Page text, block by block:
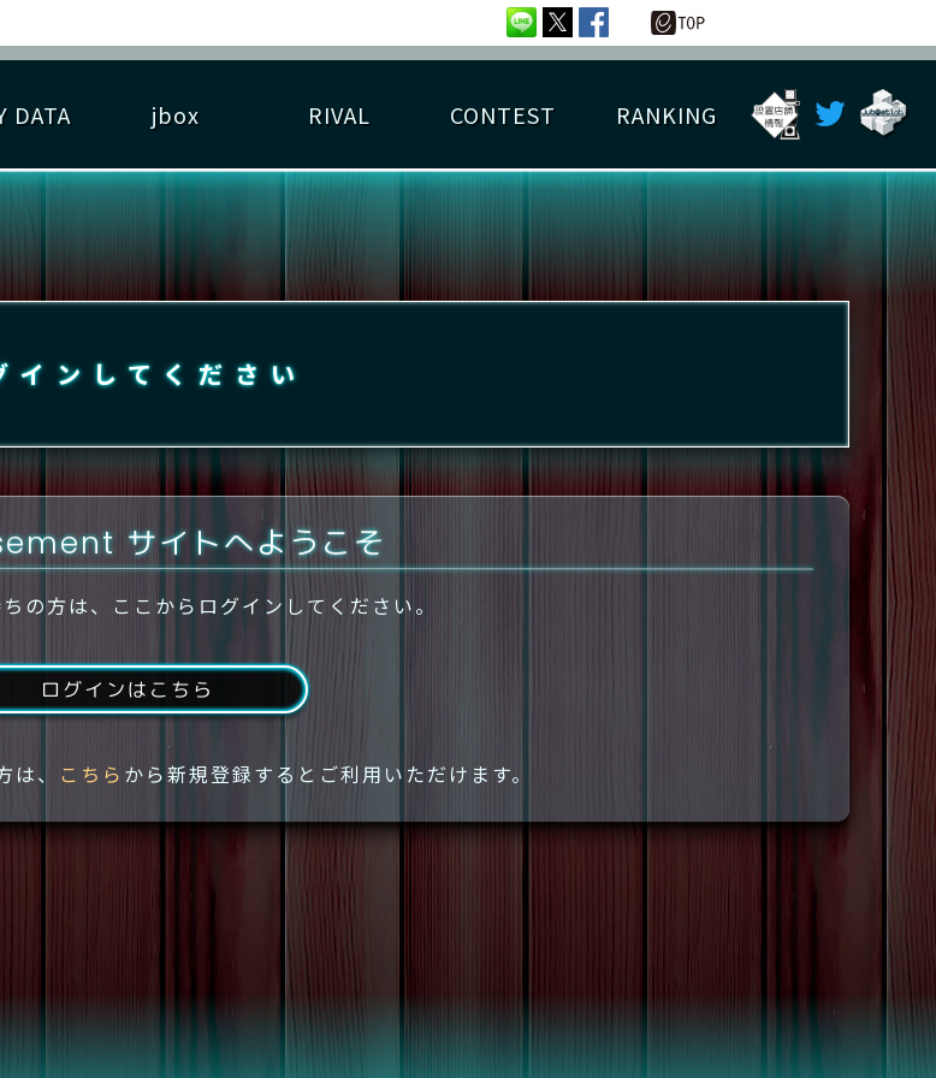
本の遊び方
る楽曲
DATA
プレーグラフ ねんごろチャレンジ EDIT譜面
jbox RIVAL
プレーヤー検索
CONTEST
大会開催 大会とは？
RANKING
RANKING RANKING
インしてください
サイトへようこそ
の方は、ここからログインしてください。
ログインはこちら
、 こちら から新規登録するとご利用いただけます。